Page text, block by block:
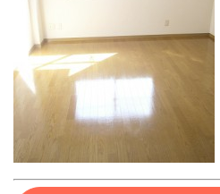
退去連絡フォー